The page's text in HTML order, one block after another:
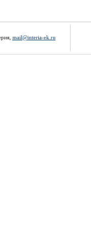
mail@interia-ek.ru